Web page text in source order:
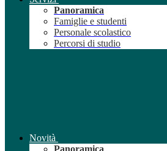
Panoramica
Famiglie e studenti
Personale scolastico
Percorsi di studio
Novità